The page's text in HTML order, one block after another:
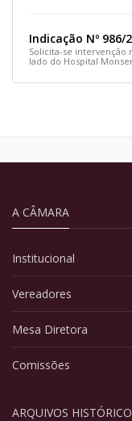
Indicação Nº 986/
Solicita-se
lado do Hospital
A CÂMARA
Institucional
Vereadores
Mesa Diretora
Comissões
ARQUIVOS